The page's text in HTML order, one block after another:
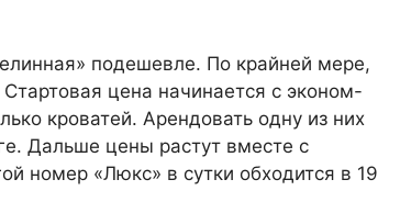
подешевле. По край­ней мере,
цена на­чинается с эконом-
кроватей. Арендовать одну из них
Даль­ше цены растут вме­сте с
но­мер «Люкс» в сутки обходится в 19